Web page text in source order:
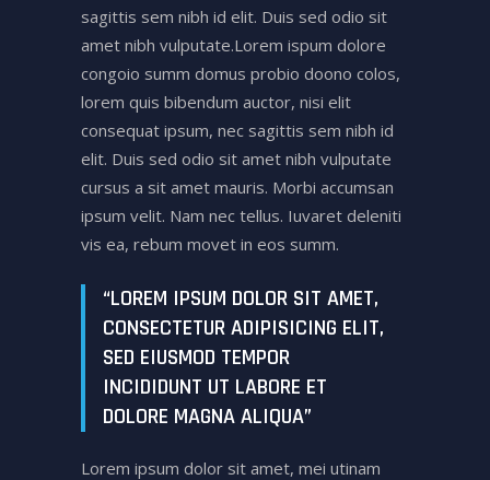
sagittis sem nibh id elit. Duis sed odio sit
amet nibh vulputate.Lorem ispum dolore
congoio summ domus probio doono colos,
lorem quis bibendum auctor, nisi elit
consequat ipsum, nec sagittis sem nibh id
elit. Duis sed odio sit amet nibh vulputate
cursus a sit amet mauris. Morbi accumsan
ipsum velit. Nam nec tellus. Iuvaret deleniti
vis ea, rebum movet in eos summ.
“LOREM IPSUM DOLOR SIT AMET,
CONSECTETUR ADIPISICING ELIT,
SED EIUSMOD TEMPOR
INCIDIDUNT UT LABORE ET
DOLORE MAGNA ALIQUA”
Lorem ipsum dolor sit amet, mei utinam